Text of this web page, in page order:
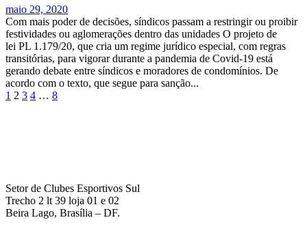
maio 29, 2020
Com mais poder de decisões, síndicos passam a restringir ou proibir
festividades ou aglomerações dentro das unidades O projeto de
lei PL 1.179/20, que cria um regime jurídico especial, com regras
transitórias, para vigorar durante a pandemia de Covid-19 está
gerando debate entre síndicos e moradores de condomínios. De
acordo com o texto, que segue para sanção...
1 2 3 4 … 8
Setor de Clubes Esportivos Sul
Trecho 2 lt 39 loja 01 e 02
Beira Lago, Brasília – DF.